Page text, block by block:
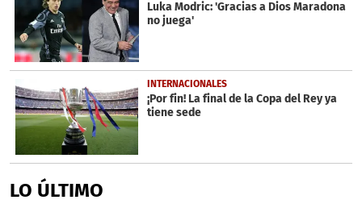
11
seconds
Luka Modric: 'Gracias a Dios Maradona
no juega'
INTERNACIONALES
¡Por fin! La final de la Copa del Rey ya
tiene sede
LO ÚLTIMO